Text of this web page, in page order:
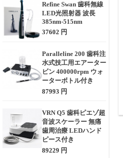
Refine Swan 歯科無線
LED光照射器 波長
385nm-515nm
37602 円
Paralleline 200 歯科注
水式技工用エアーター
ビン 400000rpm ウォ
ーターボトル付き
87993 円
VRN Q5 歯科ピエゾ超
音波スケーラー 無痛
歯周治療 LEDハンド
ピース付き
89229 円